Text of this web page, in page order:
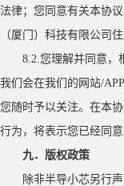
法律；您同意有关本协
（厦门）科技有限公司
8.2.您理解并同意，
我们会在我们的网站/
您随时予以关注。在本
行为，将表示您已经同
九．版权政策
除非半导小芯另行